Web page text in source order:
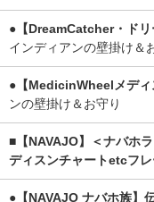
●【DreamCatcher・ドリ
インディアンの壁掛け＆
●【MedicinWheelメディ
ンの壁掛け＆お守り
■【NAVAJO】＜ナバホ
ディスンチャートetcフレ
●【NAVAJO ナバホ族】